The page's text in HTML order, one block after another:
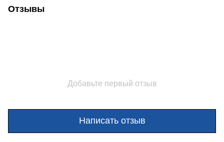
Отзывы
Добавьте первый отзыв
Написать отзыв